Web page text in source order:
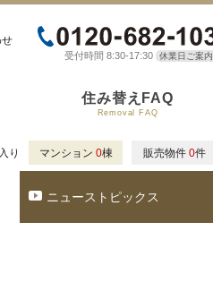
受付時間 8:30-17:30 休業日ご案内
住み替えFAQ
Removal FAQ
せ
り マンション 0棟 販売物件 0件
ニューストピックス